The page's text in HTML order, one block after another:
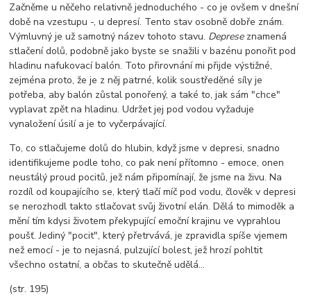
Začněme u něčeho relativně jednoduchého - co je ovšem v dnešní
době na vzestupu -, u depresí. Tento stav osobně dobře znám.
Výmluvný je už samotný název tohoto stavu. Deprese znamená
stlačení dolů, podobně jako byste se snažili v bazénu ponořit pod
hladinu nafukovací balón. Toto přirovnání mi přijde výstižné,
zejména proto, že je z něj patrné, kolik soustředěné síly je
potřeba, aby balón zůstal ponořený, a také to, jak sám "chce"
vyplavat zpět na hladinu. Udržet jej pod vodou vyžaduje
vynaložení úsilí a je to vyčerpávající.
To, co stlačujeme dolů do hlubin, když jsme v depresi, snadno
identifikujeme podle toho, co pak není přítomno - emoce, onen
neustálý proud pocitů, jež nám připomínají, že jsme na živu. Na
rozdíl od koupajícího se, který tlačí míč pod vodu, člověk v depresi
se nerozhodl takto stlačovat svůj životní elán. Dělá to mimoděk a
mění tím kdysi životem překypující emoční krajinu ve vyprahlou
poušť. Jediný "pocit", který přetrvává, je zpravidla spíše vjemem
než emocí - je to nejasná, pulzující bolest, jež hrozí pohltit
všechno ostatní, a občas to skutečně udělá...
(str. 195)